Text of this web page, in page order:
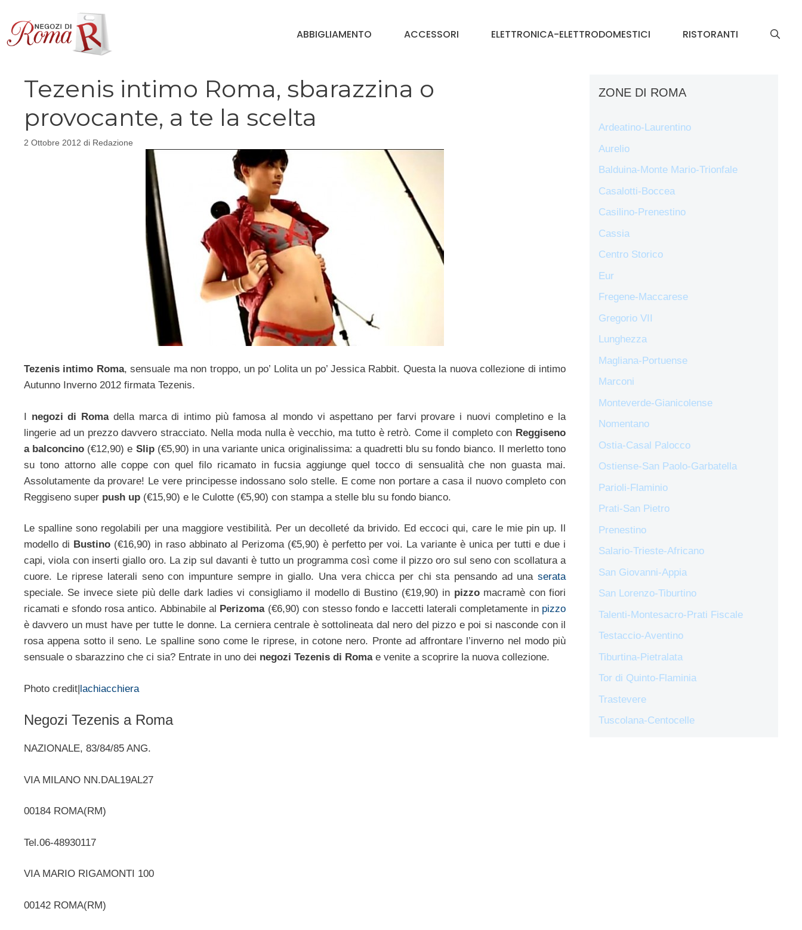
contenuto
ABBIGLIAMENTO ACCESSORI ELETTRONICA-ELETTRODOMESTICI RISTORANTI
Tezenis intimo Roma, sbarazzina o
provocante, a te la scelta
2 Ottobre 2012 di Redazione
Tezenis intimo Roma, sensuale ma non troppo, un po’ Lolita un po’ Jessica Rabbit. Questa la nuova collezione di intimo
Autunno Inverno 2012 firmata Tezenis.
I negozi di Romadella marca di intimo più famosa al mondo vi aspettano per farvi provare i nuovi completino e la
lingerie ad un prezzo davvero stracciato. Nella moda nulla è vecchio, ma tutto è retrò. Come il completo con Reggiseno
a balconcino (€12,90) e Slip(€5,90) in una variante unica originalissima: a quadretti blu su fondo bianco. Il merletto tono
su tono attorno alle coppe con quel filo ricamato in fucsia aggiunge quel tocco di sensualità che non guasta mai.
Assolutamente da provare! Le vere principesse indossano solo stelle. E come non portare a casa il nuovo completo con
Reggiseno super push up (€15,90) e le Culotte (€5,90) con stampa a stelle blu su fondo bianco.
Le spalline sono regolabili per una maggiore vestibilità. Per un decolleté da brivido. Ed eccoci qui, care le mie pin up. Il
modello di Bustino(€16,90) in raso abbinato al Perizoma (€5,90) è perfetto per voi. La variante è unica per tutti e due i
capi, viola con inserti giallo oro. La zip sul davanti è tutto un programma così come il pizzo oro sul seno con scollatura a
cuore. Le riprese laterali seno con impunture sempre in giallo. Una vera chicca per chi sta pensando ad unaserata
speciale. Se invece siete più delle dark ladies vi consigliamo il modello di Bustino (€19,90) in pizzomacramè con fiori
ricamati e sfondo rosa antico. Abbinabile al Perizoma(€6,90) con stesso fondo e laccetti laterali completamente in pizzo
è davvero un must have per tutte le donne. La cerniera centrale è sottolineata dal nero del pizzo e poi si nasconde con il
rosa appena sotto il seno. Le spalline sono come le riprese, in cotone nero. Pronte ad affrontare l’inverno nel modo più
sensuale o sbarazzino che ci sia? Entrate in uno dei negozi Tezenis di Romae venite a scoprire la nuova collezione.
Photo credit|lachiacchiera
Negozi Tezenis a Roma
NAZIONALE, 83/84/85 ANG.
VIA MILANO NN.DAL19AL27
00184 ROMA(RM)
Tel.06-48930117
VIA MARIO RIGAMONTI 100
00142 ROMA(RM)
ZONE DI ROMA
Ardeatino-Laurentino
Aurelio
Balduina-Monte Mario-Trionfale
Casalotti-Boccea
Casilino-Prenestino
Cassia
Centro Storico
Eur
Fregene-Maccarese
Gregorio VII
Lunghezza
Magliana-Portuense
Marconi
Monteverde-Gianicolense
Nomentano
Ostia-Casal Palocco
Ostiense-San Paolo-Garbatella
Parioli-Flaminio
Prati-San Pietro
Prenestino
Salario-Trieste-Africano
San Giovanni-Appia
San Lorenzo-Tiburtino
Talenti-Montesacro-Prati Fiscale
Testaccio-Aventino
Tiburtina-Pietralata
Tor di Quinto-Flaminia
Trastevere
Tuscolana-Centocelle